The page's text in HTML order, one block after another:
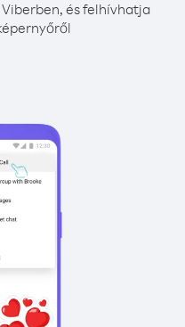
és felhívhatja